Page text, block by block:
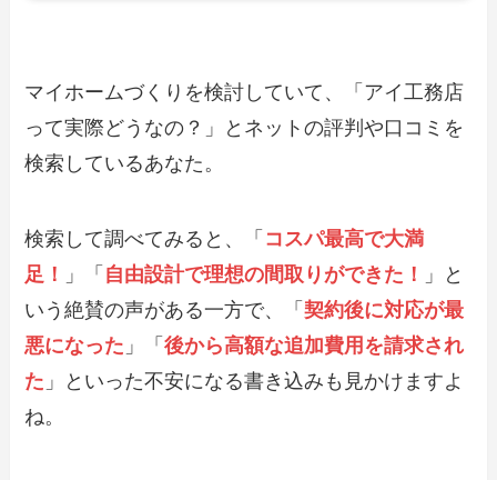
マイホームづくりを検討していて、「アイ工務店
って実際どうなの？」とネットの評判や口コミを
検索しているあなた。
検索して調べてみると、「 コスパ最高で大満
足！
」「 自由設計で理想の間取りができた！
」と
いう絶賛の声がある一方で、「契約後に対応が最
悪になった 」「後から高額な追加費用を請求され
た 」といった不安になる書き込みも見かけますよ
ね。